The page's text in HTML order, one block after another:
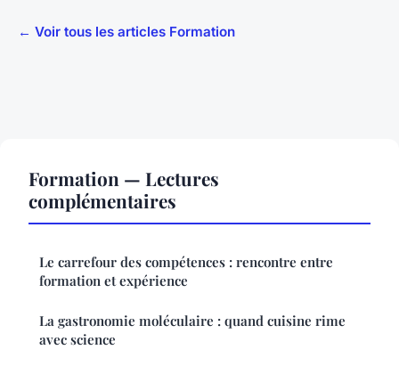
← Voir tous les articles Formation
Formation — Lectures
complémentaires
Le carrefour des compétences : rencontre entre
formation et expérience
La gastronomie moléculaire : quand cuisine rime
avec science